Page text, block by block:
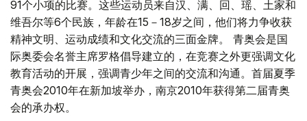
91个小项的比赛。这些运动员来自汉、满、回、瑶、土家和
维吾尔等6个民族，年龄在15－18岁之间，他们将力争收获
精神文明、运动成绩和文化交流的三面金牌。 青奥会是国
际奥委会名誉主席罗格倡导建立的，在竞赛之外更强调文化
教育活动的开展，强调青少年之间的交流和沟通。首届夏季
青奥会2010年在新加坡举办，南京2010年获得第二届青奥
会的承办权。